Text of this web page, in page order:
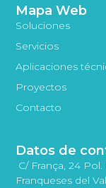
Mapa Web
Soluciones
Servicios
Aplicaciones
Proyectos
Contacto
Datos de
C/ França, 24
Franqueses del